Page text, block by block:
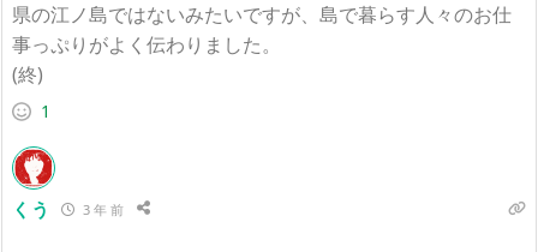
県の江ノ島ではないみたいですが、島で暮らす人々のお仕
事っぷりがよく伝わりました。
(終)
1
くう 3 年 前